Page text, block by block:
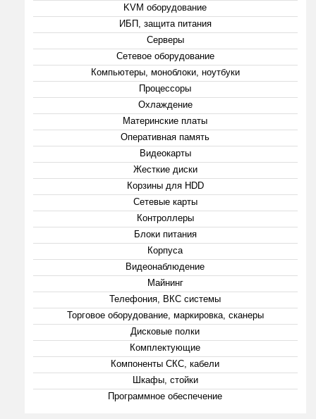
KVM оборудование
ИБП, защита питания
Серверы
Сетевое оборудование
Компьютеры, моноблоки, ноутбуки
Процессоры
Охлаждение
Материнские платы
Оперативная память
Видеокарты
Жесткие диски
Корзины для HDD
Сетевые карты
Контроллеры
Блоки питания
Корпуса
Видеонаблюдение
Майнинг
Телефония, ВКС системы
Торговое оборудование, маркировка, сканеры
Дисковые полки
Комплектующие
Компоненты СКС, кабели
Шкафы, стойки
Программное обеспечение